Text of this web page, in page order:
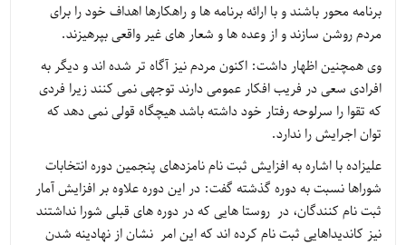
برنامه محور باشند و با ارائه برنامه ها و راهکارها اهداف خود را برای
مردم روشن سازند و از وعده ها و شعار های غیر واقعی بپرهیزند.
وی همچنین اظهار داشت: اکنون مردم نیز آگاه تر شده اند و دیگر به
افرادی سعی در فریب افکار عمومی دارند توجهی نمی کنند زیرا فردی
که تقوا را سرلوحه رفتار خود داشته باشد هیچگاه قولی نمی دهد که
توان اجرایش را ندارد.
علیزاده با اشاره به افزایش ثبت نام نامزدهای پنجمین دوره انتخابات
شوراها نسبت به دوره گذشته گفت: در این دوره علاوه بر افزایش آمار
ثبت نام کنندگان، در روستا هایی که در دوره های قبلی شورا نداشتند
نیز کاندیداهایی ثبت نام کرده اند که این امر نشان از نهادینه شدن